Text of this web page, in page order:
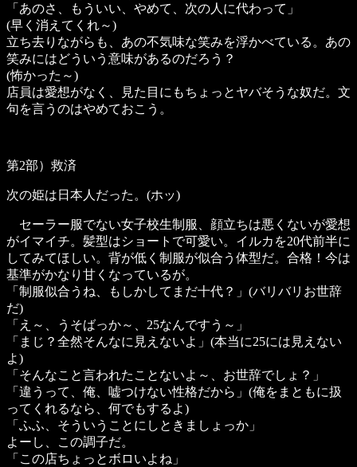
「あのさ、もういい、やめて、次の人に代わって」
(早く消えてくれ～)
立ち去りながらも、あの不気味な笑みを浮かべている。あの
笑みにはどういう意味があるのだろう？
(怖かった～)
店員は愛想がなく、見た目にもちょっとヤバそうな奴だ。文
句を言うのはやめておこう。
第2部）救済
次の姫は日本人だった。(ホッ)
セーラー服でない女子校生制服、顔立ちは悪くないが愛想
がイマイチ。髪型はショートで可愛い。イルカを20代前半に
してみてほしい。背が低く制服が似合う体型だ。合格！今は
基準がかなり甘くなっているが。
「制服似合うね、もしかしてまだ十代？」(バリバリお世辞
だ)
「え～、うそばっか～、25なんですう～」
「まじ？全然そんなに見えないよ」(本当に25には見えない
よ)
「そんなこと言われたことないよ～、お世辞でしょ？」
「違うって、俺、嘘つけない性格だから」(俺をまともに扱
ってくれるなら、何でもするよ)
「ふふ、そういうことにしときましょっか」
よーし、この調子だ。
「この店ちょっとボロいよね」